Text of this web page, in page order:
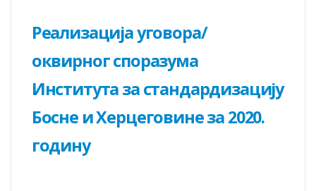
Реализација уговора/
оквирног споразума
Института за стандардизацију
Босне и Херцеговине за 2020.
годину